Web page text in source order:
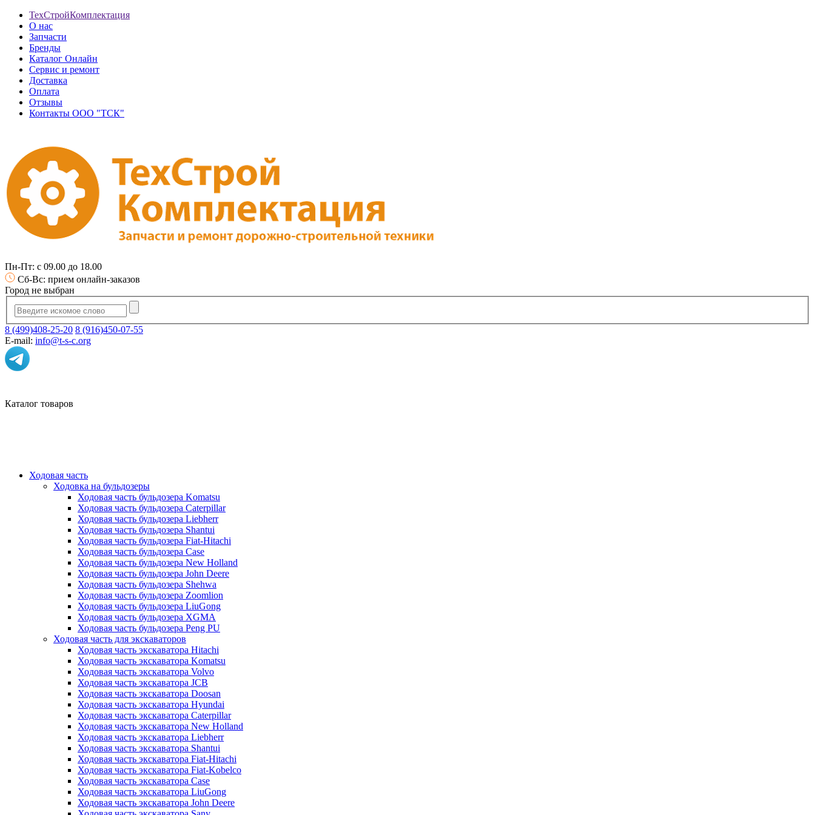
ТехСтройКомплектация
О нас
Запчасти
Бренды
Каталог Онлайн
Сервис и ремонт
Доставка
Оплата
Отзывы
Контакты ООО "ТСК"
Пн-Пт: с 09.00 до 18.00
Сб-Вс: прием онлайн-заказов
Город не выбран
8 (499)408-25-20 8 (916)450-07-55
E-mail: info@t-s-c.org
Каталог товаров
Ходовая часть
Ходовка на бульдозеры
Ходовая часть бульдозера Komatsu
Ходовая часть бульдозера Caterpillar
Ходовая часть бульдозера Liebherr
Ходовая часть бульдозера Shantui
Ходовая часть бульдозера Fiat-Hitachi
Ходовая часть бульдозера Case
Ходовая часть бульдозера New Holland
Ходовая часть бульдозера John Deere
Ходовая часть бульдозера Shehwa
Ходовая часть бульдозера Zoomlion
Ходовая часть бульдозера LiuGong
Ходовая часть бульдозера XGMA
Ходовая часть бульдозера Peng PU
Ходовая часть для экскаваторов
Ходовая часть экскаватора Hitachi
Ходовая часть экскаватора Komatsu
Ходовая часть экскаватора Volvo
Ходовая часть экскаватора JCB
Ходовая часть экскаватора Doosan
Ходовая часть экскаватора Hyundai
Ходовая часть экскаватора Caterpillar
Ходовая часть экскаватора New Holland
Ходовая часть экскаватора Liebherr
Ходовая часть экскаватора Shantui
Ходовая часть экскаватора Fiat-Hitachi
Ходовая часть экскаватора Fiat-Kobelco
Ходовая часть экскаватора Case
Ходовая часть экскаватора LiuGong
Ходовая часть экскаватора John Deere